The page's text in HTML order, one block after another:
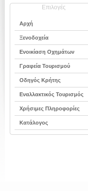
Επιλογές
Αρχή
Ξενοδοχεία
Ενοικίαση Οχημάτων
Γραφεία Τουρισμού
Οδηγός Κρήτης
Εναλλακτικός Τουρισμός
Χρήσιμες Πληροφορίες
Κατάλογος